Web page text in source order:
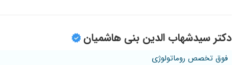
دکتر سیدشهاب الدین بنی هاشمیان
فوق تخصص روماتولوژی